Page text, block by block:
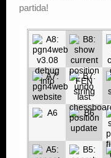
partida!